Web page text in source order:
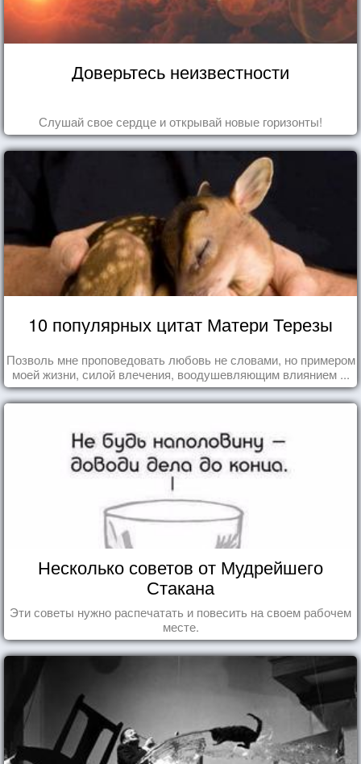
Доверьтесь неизвестности
Слушай свое сердце и открывай новые горизонты!
10 популярных цитат Матери Терезы
Позволь мне проповедовать любовь не словами, но примером
моей жизни, силой влечения, воодушевляющим влиянием ...
Несколько советов от Мудрейшего
Стакана
Эти советы нужно распечатать и повесить на своем рабочем
месте.